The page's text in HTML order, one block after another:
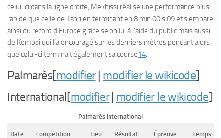
celui-ci dans la ligne droite, Mekhissi réalise une performance plus
rapide que celle de Tahri en terminant en 8 min 00 s 09 et s’empare
ainsi du record d’Europe grâce selon lui à l’aide du public mais aussi
de Kemboi qui l’a encouragé sur les derniers mètres pendant alors
que celui-ci terminait également sa course14.
Palmarès[modifier| modifier le wikicode]
International[modifier| modifier le wikicode]
Palmarès international
Date Compétition Lieu Résultat Épreuve Temps